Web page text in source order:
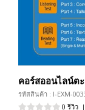
คอร์สออนไลน์ต
รหัสสินค้า : I-EXM-
0 รีวิว |